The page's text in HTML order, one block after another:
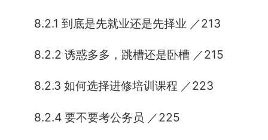
8.2.1 到底是先就业还是先择业 ／213
8.2.2 诱惑多多，跳槽还是卧槽 ／215
8.2.3 如何选择进修培训课程 ／223
8.2.4 要不要考公务员 ／225